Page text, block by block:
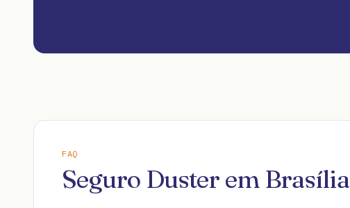
FAQ
Seguro Duster em Brasília